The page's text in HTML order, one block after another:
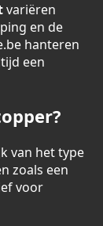
variëren
en de
hanteren
een
van het type
zoals een
voor